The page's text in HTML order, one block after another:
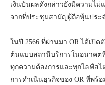
เงินปันผลดังกล่าวยังมีความไ
จากที่ประชุมสามัญผู้ถือหุ้นประจ
ในปี 2566 ที่ผ่านมา OR ได้เปิ
ต้นแบบสถานีบริการในอนาคต
ทุกความต้องการและทุกไลฟ์ส
การดำเนินธุรกิจของ OR ที่พร้